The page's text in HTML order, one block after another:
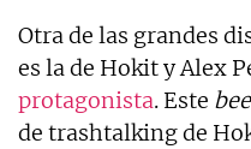
Otra de las grandes
es la de Hokit y Alex
protagonista. Este
de trashtalking de